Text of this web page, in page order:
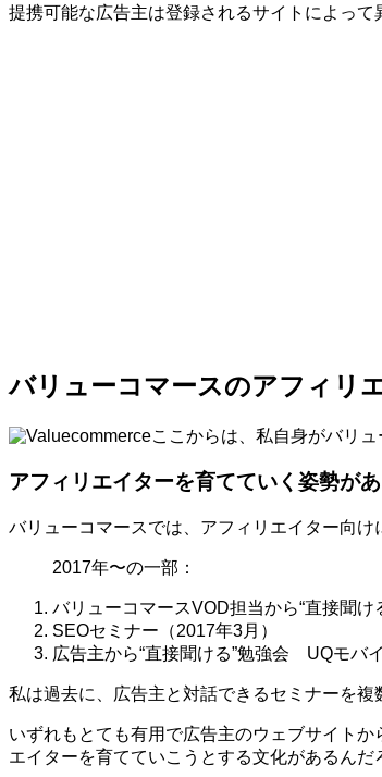
提携可能な広告主は登録されるサイトによって
バリューコマースのアフィリ
ここからは、私自身がバリ
アフィリエイターを育てていく姿勢が
バリューコマースでは、アフィリエイター向
2017年〜の一部：
バリューコマースVOD担当から“直接聞け
SEOセミナー（2017年3月）
広告主から“直接聞ける”勉強会 UQモバ
私は過去に、広告主と対話できるセミナーを
いずれもとても有用で広告主のウェブサイト
エイターを育てていこうとする文化があるんだ